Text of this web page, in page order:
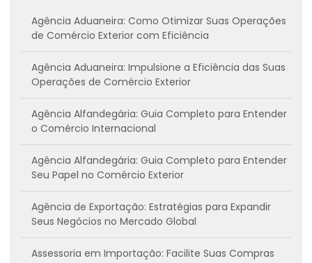
Agência Aduaneira: Como Otimizar Suas Operações
de Comércio Exterior com Eficiência
Agência Aduaneira: Impulsione a Eficiência das Suas
Operações de Comércio Exterior
Agência Alfandegária: Guia Completo para Entender
o Comércio Internacional
Agência Alfandegária: Guia Completo para Entender
Seu Papel no Comércio Exterior
Agência de Exportação: Estratégias para Expandir
Seus Negócios no Mercado Global
Assessoria em Importação: Facilite Suas Compras